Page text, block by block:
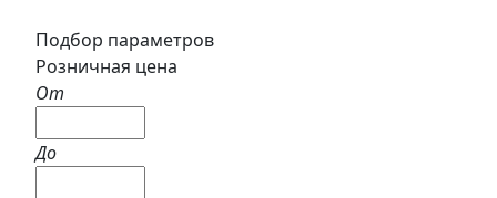
Подбор параметров
Розничная цена
От
До